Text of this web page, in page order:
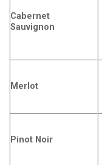
Cabernet
Sauvignon
Merlot
Pinot Noir